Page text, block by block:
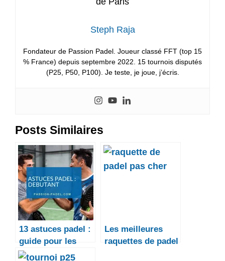
Steph Raja
Fondateur de Passion Padel. Joueur classé FFT (top 15
% France) depuis septembre 2022. 15 tournois disputés
(P25, P50, P100). Je teste, je joue, j’écris.
Posts Similaires
13 astuces padel :
guide pour les
débutants
Les meilleures
raquettes de padel